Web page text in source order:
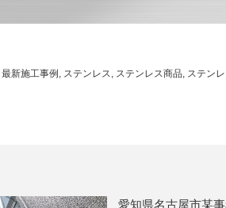
最新施工事例 , ステンレス, ステンレス商品, ステン
愛知県名古屋市某